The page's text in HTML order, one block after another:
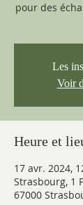
pour des
Les
Voir
Heure et
17 avr. 2024,
Strasbourg, 1
67000